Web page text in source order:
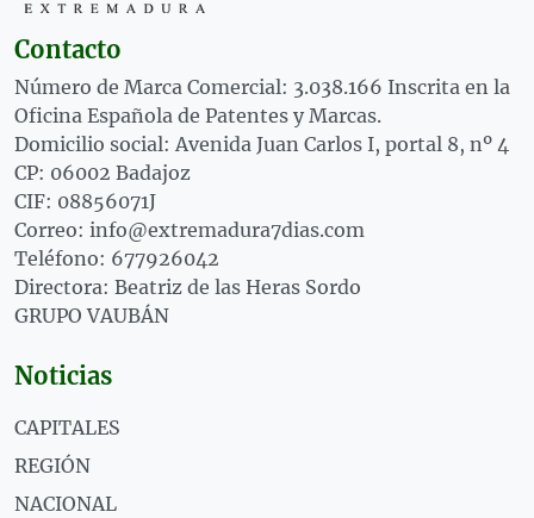
Contacto
Número de Marca Comercial: 3.038.166 Inscrita en la
Oficina Española de Patentes y Marcas.
Domicilio social: Avenida Juan Carlos I, portal 8, nº 4
CP: 06002 Badajoz
CIF: 08856071J
Correo: info@extremadura7dias.com
Teléfono: 677926042
Directora: Beatriz de las Heras Sordo
GRUPO VAUBÁN
Noticias
CAPITALES
REGIÓN
NACIONAL